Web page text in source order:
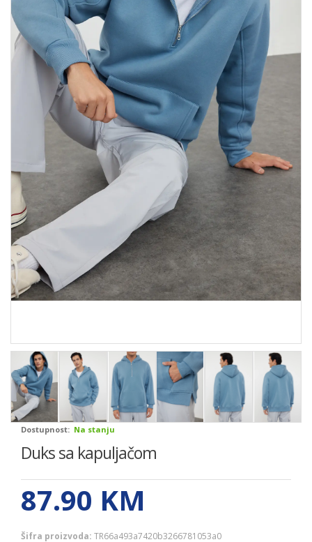
Dostupnost: Na stanju
Duks sa kapuljačom
87.90 KM
Šifra proizvoda: TR66a493a7420b3266781053a0